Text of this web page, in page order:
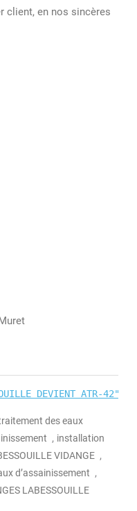
client, en nos sincères
DEVIENT ATR-42"
des eaux
, installation
VIDANGE ,
d’assainissement ,
LABESSOUILLE